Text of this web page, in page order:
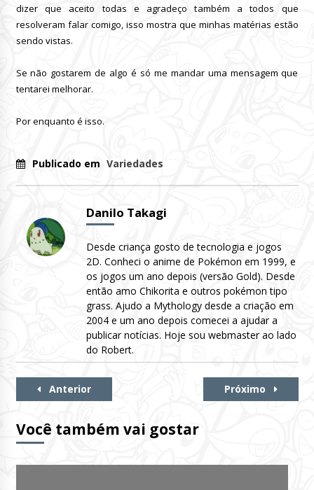
dizer que aceito todas e agradeço também a todos que
resolveram falar comigo, isso mostra que minhas matérias estão
sendo vistas.
Se não gostarem de algo é só me mandar uma mensagem que
tentarei melhorar.
Por enquanto é isso.
Publicado em Variedades
Danilo Takagi
Desde criança gosto de tecnologia e jogos
2D. Conheci o anime de Pokémon em 1999, e
os jogos um ano depois (versão Gold). Desde
então amo Chikorita e outros pokémon tipo
grass. Ajudo a Mythology desde a criação em
2004 e um ano depois comecei a ajudar a
publicar notícias. Hoje sou webmaster ao lado
do Robert.
Continue
Anterior Próximo
Você também vai gostar